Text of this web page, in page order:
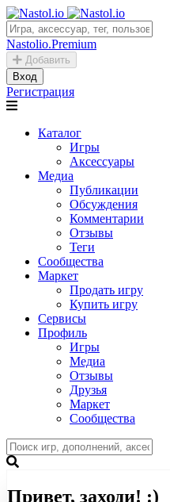
Nastolio.Premium
Добавить
Вход
Регистрация
Каталог
Игры
Аксессуары
Медиа
Публикации
Обсуждения
Комментарии
Отзывы
Теги
Сообщества
Маркет
Продать игру
Купить игру
Сервисы
Профиль
Игры
Медиа
Отзывы
Друзья
Маркет
Сообщества
Привет, заходи! :)